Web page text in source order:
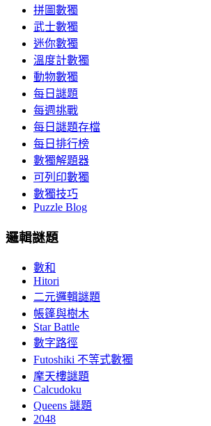
拼圖數獨
武士數獨
迷你數獨
溫度計數獨
動物數獨
每日謎題
每週挑戰
每日謎題存檔
每日排行榜
數獨解題器
可列印數獨
數獨技巧
Puzzle Blog
邏輯謎題
數和
Hitori
二元邏輯謎題
帳篷與樹木
Star Battle
數字路徑
Futoshiki 不等式數獨
摩天樓謎題
Calcudoku
Queens 謎題
2048